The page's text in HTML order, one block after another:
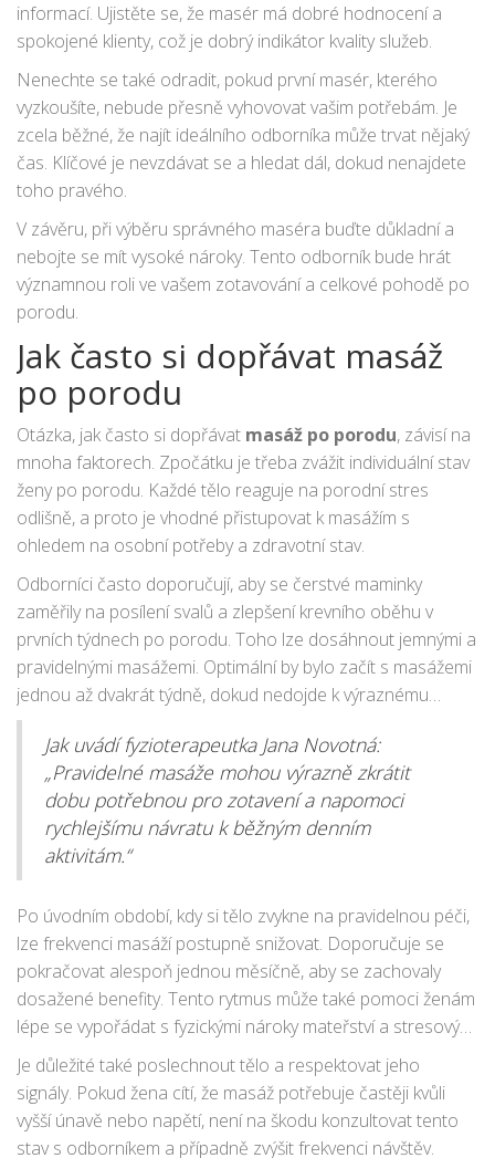
informací. Ujistěte se, že masér má dobré hodnocení a
spokojené klienty, což je dobrý indikátor kvality služeb.
Nenechte se také odradit, pokud první masér, kterého
vyzkoušíte, nebude přesně vyhovovat vašim potřebám. Je
zcela běžné, že najít ideálního odborníka může trvat nějaký
čas. Klíčové je nevzdávat se a hledat dál, dokud nenajdete
toho pravého.
V závěru, při výběru správného maséra buďte důkladní a
nebojte se mít vysoké nároky. Tento odborník bude hrát
významnou roli ve vašem zotavování a celkové pohodě po
porodu.
Jak často si dopřávat masáž
po porodu
Otázka, jak často si dopřávat masáž po porodu, závisí na
mnoha faktorech. Zpočátku je třeba zvážit individuální stav
ženy po porodu. Každé tělo reaguje na porodní stres
odlišně, a proto je vhodné přistupovat k masážím s
ohledem na osobní potřeby a zdravotní stav.
Odborníci často doporučují, aby se čerstvé maminky
zaměřily na posílení svalů a zlepšení krevního oběhu v
prvních týdnech po porodu. Toho lze dosáhnout jemnými a
pravidelnými masážemi. Optimální by bylo začít s masážemi
jednou až dvakrát týdně, dokud nedojde k výraznému
zlepšení celkového stavu.
Jak uvádí fyzioterapeutka Jana Novotná:
„Pravidelné masáže mohou výrazně zkrátit
dobu potřebnou pro zotavení a napomoci
rychlejšímu návratu k běžným denním
aktivitám.“
Po úvodním období, kdy si tělo zvykne na pravidelnou péči,
lze frekvenci masáží postupně snižovat. Doporučuje se
pokračovat alespoň jednou měsíčně, aby se zachovaly
dosažené benefity. Tento rytmus může také pomoci ženám
lépe se vypořádat s fyzickými nároky mateřství a stresovými
situacemi, které mohou přicházet.
Je důležité také poslechnout tělo a respektovat jeho
signály. Pokud žena cítí, že masáž potřebuje častěji kvůli
vyšší únavě nebo napětí, není na škodu konzultovat tento
stav s odborníkem a případně zvýšit frekvenci návštěv.